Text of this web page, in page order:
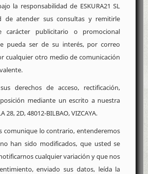
la responsabilidad de ESKURA21 SL
de atender sus consultas y remitirle
carácter publicitario o promocional
pueda ser de su interés, por correo
cualquier otro medio de comunicación
derechos de acceso, rectificación,
mediante un escrito a nuestra
28, 2D, 48012-BILBAO, VIZCAYA.
comunique lo contrario, entenderemos
han sido modificados, que usted se
cualquier variación y que nos
enviado sus datos, leída la